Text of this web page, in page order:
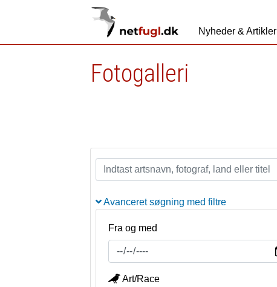
Nyheder & Artikler
Fotogalleri
Avanceret søgning med filtre
Fra og med
Art/Race